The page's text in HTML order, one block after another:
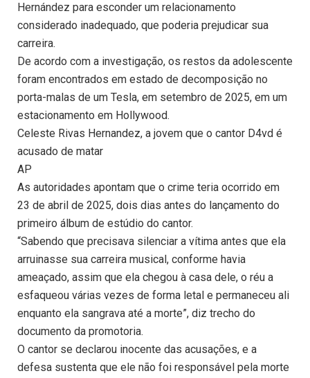
Hernández para esconder um relacionamento
considerado inadequado, que poderia prejudicar sua
carreira.
De acordo com a investigação, os restos da adolescente
foram encontrados em estado de decomposição no
porta-malas de um Tesla, em setembro de 2025, em um
estacionamento em Hollywood.
Celeste Rivas Hernandez, a jovem que o cantor D4vd é
acusado de matar
AP
As autoridades apontam que o crime teria ocorrido em
23 de abril de 2025, dois dias antes do lançamento do
primeiro álbum de estúdio do cantor.
“Sabendo que precisava silenciar a vítima antes que ela
arruinasse sua carreira musical, conforme havia
ameaçado, assim que ela chegou à casa dele, o réu a
esfaqueou várias vezes de forma letal e permaneceu ali
enquanto ela sangrava até a morte”, diz trecho do
documento da promotoria.
O cantor se declarou inocente das acusações, e a
defesa sustenta que ele não foi responsável pela morte